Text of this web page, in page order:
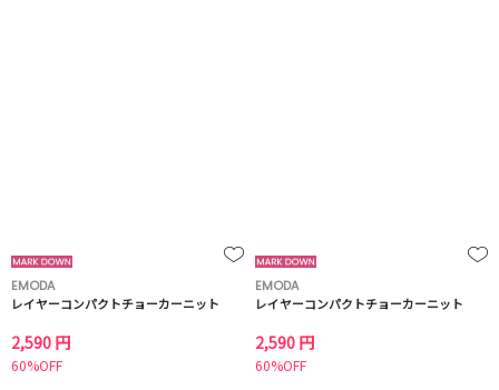
EMODA
レイヤーコンパクトチョーカーニット
2,590 円
60%OFF
EMODA
レイヤーコンパクトチョーカーニット
2,590 円
60%OFF